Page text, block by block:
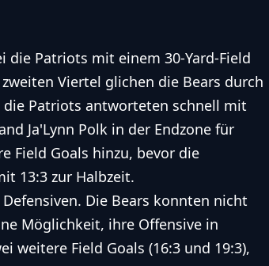
die Patriots mit einem 30-Yard-Field
Viertel glichen die Bears durch
die Patriots antworteten schnell mit
Ja'Lynn Polk in der Endzone für
Field Goals hinzu, bevor die
13:3 zur Halbzeit.
Die Bears konnten nicht
Möglichkeit, ihre Offensive in
weitere Field Goals (16:3 und 19:3),